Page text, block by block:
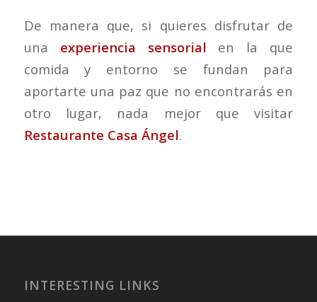
De manera que, si quieres disfrutar de
una experiencia sensorial en la que
comida y entorno se fundan para
aportarte una paz que no encontrarás en
otro lugar, nada mejor que visitar
Restaurante Casa Ángel.
INTERESTING LINKS